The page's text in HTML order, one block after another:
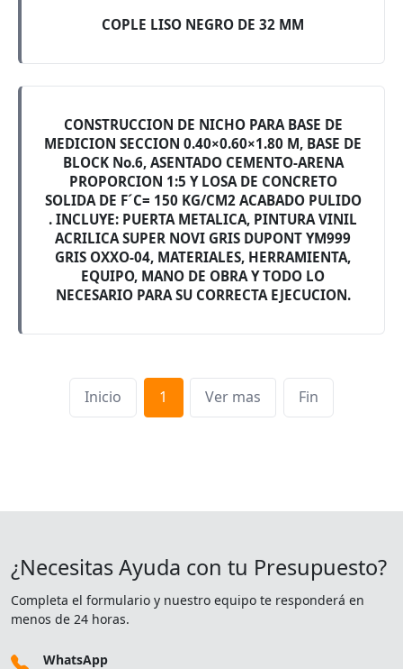
COPLE LISO NEGRO DE 32 MM
CONSTRUCCION DE NICHO PARA BASE DE
MEDICION SECCION 0.40×0.60×1.80 M, BASE DE
BLOCK No.6, ASENTADO CEMENTO-ARENA
PROPORCION 1:5 Y LOSA DE CONCRETO
SOLIDA DE F´C= 150 KG/CM2 ACABADO PULIDO
. INCLUYE: PUERTA METALICA, PINTURA VINIL
ACRILICA SUPER NOVI GRIS DUPONT YM999
GRIS OXXO-04, MATERIALES, HERRAMIENTA,
EQUIPO, MANO DE OBRA Y TODO LO
NECESARIO PARA SU CORRECTA EJECUCION.
Inicio 1 Ver mas Fin
¿Necesitas Ayuda con tu Presupuesto?
Completa el formulario y nuestro equipo te responderá en
menos de 24 horas.
WhatsApp